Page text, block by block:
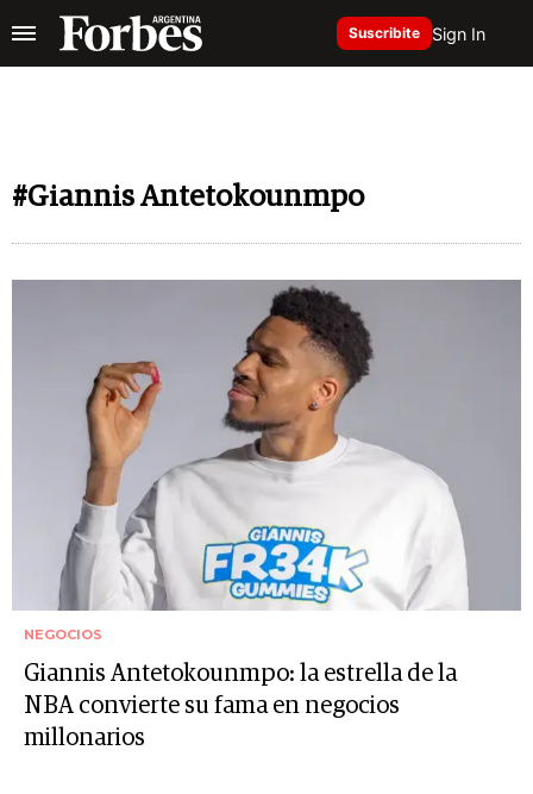
Suscribite Sign In
#Giannis Antetokounmpo
NEGOCIOS
Giannis Antetokounmpo: la estrella de la
NBA convierte su fama en negocios
millonarios